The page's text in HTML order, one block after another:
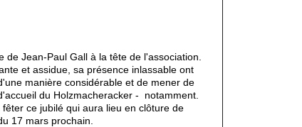
Jean-Paul Gall à la tête de l'association.
et assidue, sa présence inlassable ont
manière considérable et de mener de
du Holzmacheracker - notamment.
ce jubilé qui aura lieu en clôture de
17 mars prochain.